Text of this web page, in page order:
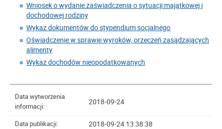
Wniosek o wydanie zaświadczenia o sytuacji majątkowej i
dochodowej rodziny
Wykaz dokumentów do stypendium socjalnego
Oświadczenie w sprawie wyroków, orzeczeń zasądzających
alimenty
Wykaz dochodów nieopodatkowanych
Data wytworzenia
informacji:
2018-09-24
Data publikacji: 2018-09-24 13:38:38